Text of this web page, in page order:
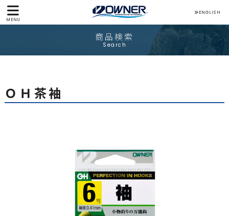
MENU
ENGLISH
商品検索
Search
ＯＨ茶袖